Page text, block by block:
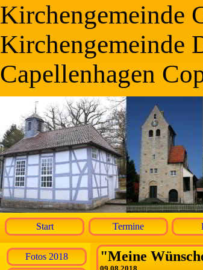
Kirchengemeinde
Kirchengemeinde
Capellenhagen
Start Termine
Fotos 2018
"Meine